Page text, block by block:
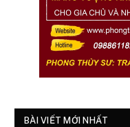
BÀI VIẾT MỚI NHẤT